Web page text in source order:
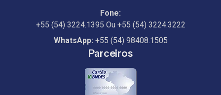
Fone:
+55 (54) 3224.1395 Ou +55 (54) 3224.3222
WhatsApp: +55 (54) 98408.1505
Parceiros